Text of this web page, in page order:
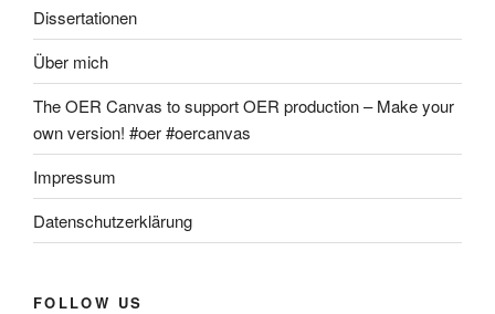
Dissertationen
Über mich
The OER Canvas to support OER production – Make your
own version! #oer #oercanvas
Impressum
Datenschutzerklärung
FOLLOW US